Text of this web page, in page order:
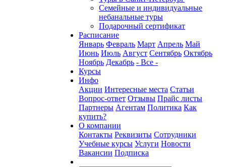
Семейные и индивидуальные
небанальные туры
Подарочный сертификат
Расписание
Январь Февраль Март Апрель Май
Июнь Июль Август Сентябрь Октябрь
Ноябрь Декабрь - Все -
Курсы
Инфо
Акции Интересные места Статьи
Вопрос-ответ Отзывы Прайс листы
Партнеры Агентам Политика Как
купить?
О компании
Контакты Реквизиты Сотрудники
Учебные курсы Услуги Новости
Вакансии Подписка